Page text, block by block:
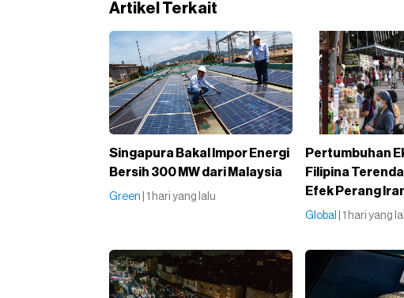
Artikel Terkait
Singapura Bakal Impor Energi
Bersih 300 MW dari Malaysia
Green | 1 hari yang lalu
Pertumbuhan
Filipina
Efek Perang
Global | 1 hari yang